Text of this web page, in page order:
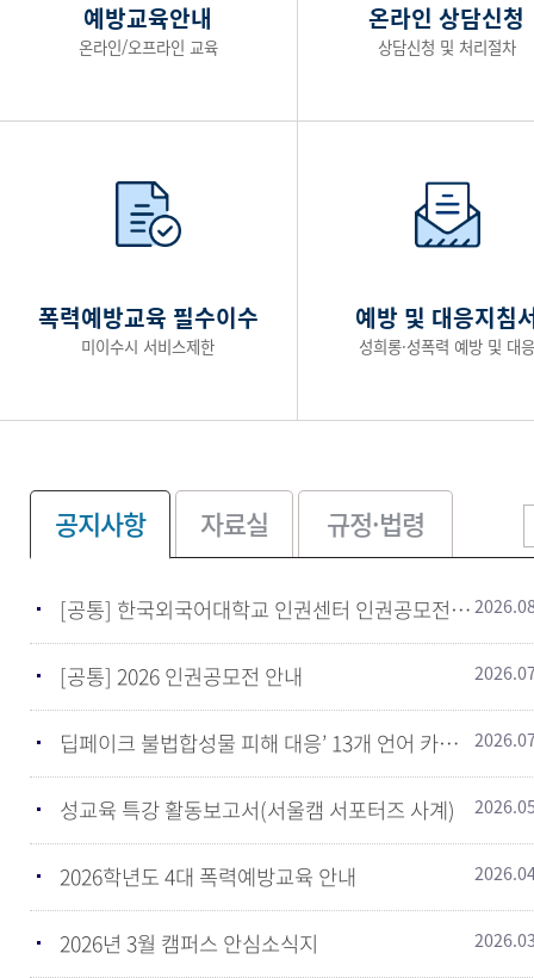
예방교육안내
온라인/오프라인 교육
온라인 상담신청
상담신청 및 처리절차
폭력예방교육 필수이수
미이수시 서비스제한
예방 및 대응지침
성희롱·성폭력 예방 및 대응
[공통] 한국외국어대학교 인권센터 인권공모전 포스터
[공통] 2026 인권공모전 안내
딥페이크 불법합성물 피해 대응’ 13개 언어 카드뉴스
성교육 특강 활동보고서(서울캠 서포터즈 사계)
2026학년도 4대 폭력예방교육 안내
2026년 3월 캠퍼스 안심소식지